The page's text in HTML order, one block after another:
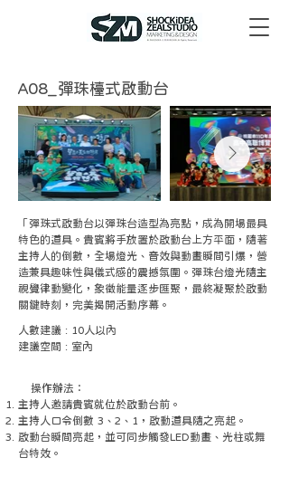
A08_彈珠檯式啟動台
「彈珠式啟動台以彈珠台造型為亮點，成為開場最具
特色的道具。貴賓將手放置於啟動台上方平面，隨著
主持人的倒數，全場燈光、音效與動畫瞬間引爆，營
造兼具趣味性與儀式感的震撼氛圍。彈珠台燈光隨主
視覺律動變化，象徵能量逐步匯聚，最終凝聚於啟動
關鍵時刻，完美揭開活動序幕。
人數建議 : 10人以內
建議空間 : 室內
操作辦法：
主持人邀請貴賓就位於啟動台前。
主持人口令倒數 3、2、1，啟動道具隨之亮起。
啟動台瞬間亮起，並可同步觸發LED動畫、光柱或舞
台特效。